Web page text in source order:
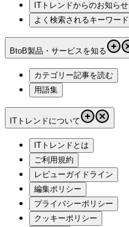
ITトレンドからのお知らせ
よく検索されるキーワード
BtoB製品・サービスを知る
カテゴリー記事を読む
用語集
ITトレンドについて
ITトレンドとは
ご利用規約
レビューガイドライン
編集ポリシー
プライバシーポリシー
クッキーポリシー